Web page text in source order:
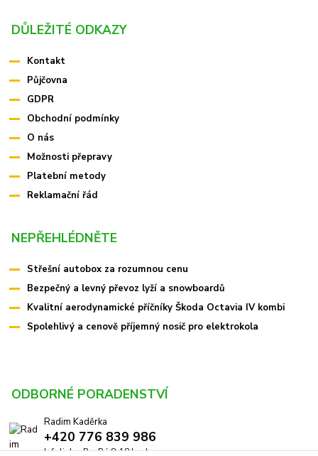
DŮLEŽITÉ ODKAZY
Kontakt
Půjčovna
GDPR
Obchodní podmínky
O nás
Možnosti přepravy
Platební metody
Reklamační řád
NEPŘEHLÉDNĚTE
Střešní autobox za rozumnou cenu
Bezpečný a levný převoz lyží a snowboardů
Kvalitní aerodynamické příčníky Škoda Octavia IV kombi
Spolehlivý a cenově příjemný nosič pro elektrokola
ODBORNÉ PORADENSTVÍ
Radim Kaděrka
+420 776 839 986
Infolinka: Po-Pá 8-18 hod.